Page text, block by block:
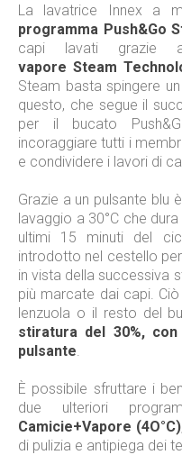
La lavatrice Innex a
programma Push&Go
capi lavati
vapore Steam
Steam basta spingere
questo, che segue il
per il bucato
incoraggiare tutti i
e condividere i lavori di
Grazie a un pulsante blu
lavaggio a 30°C che
ultimi 15 minuti del
introdotto nel cestello
in vista della successiva
più marcate dai capi.
lenzuola o il resto del
stiratura del 30%,
pulsante
È possibile sfruttare i
due ulteriori
Camicie+Vapore (4O°C)
di pulizia e antipiega dei